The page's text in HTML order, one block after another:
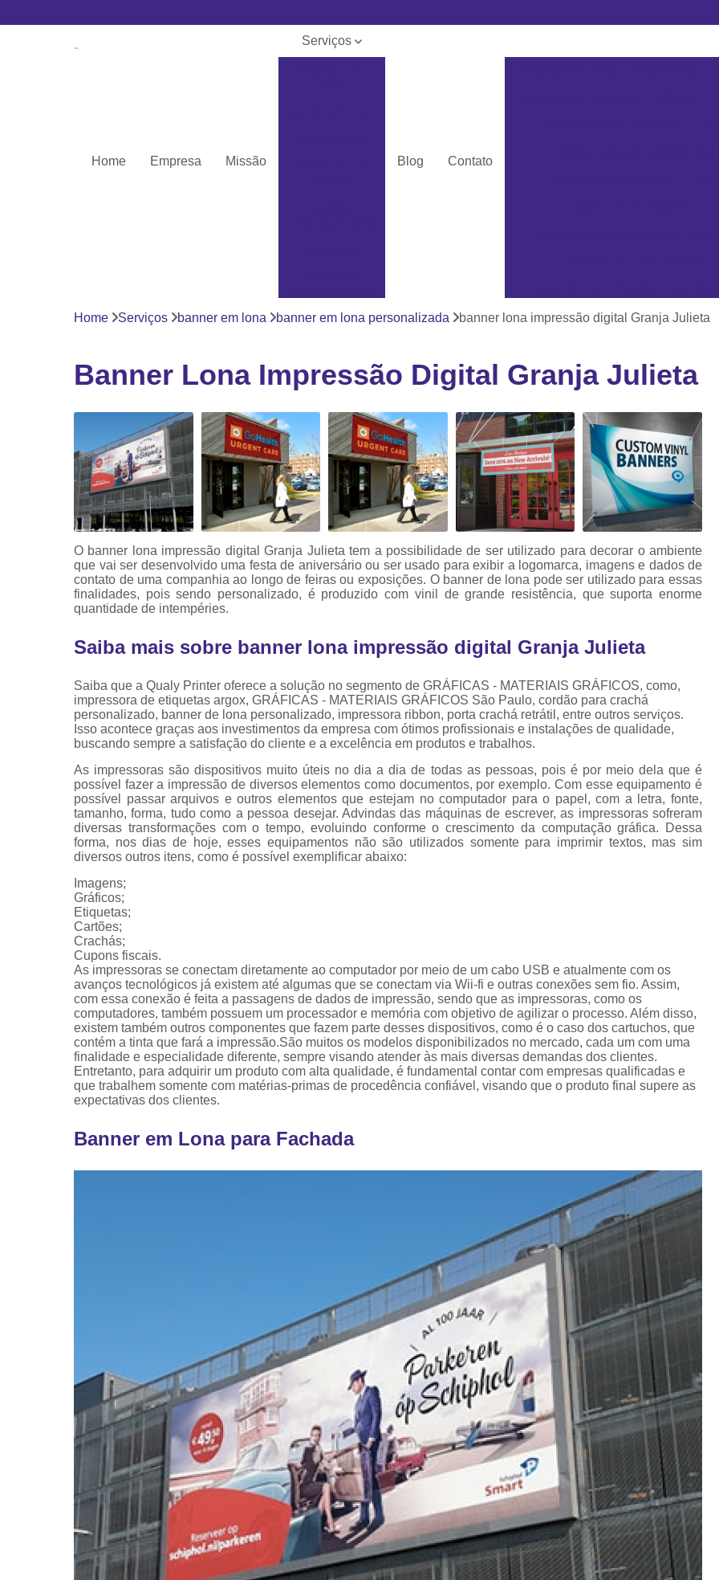
Home Empresa Missão
Serviços
Impressoras
Ribbon
impressoras
Ribbons
Blog Contato
Cartão de Visita em Pvc
Cartão Fidelidade Pvc
Cartão Pvc
Cordão de Crachá
Cordão para Crachá
Cordão para Crachá em
Cordão para Crachá
Fábrica
Cordões para
Cordinha de
Cordinha
Cordinha para
Cordão Crachá
Cordão de Crachá Personalizado
Cordão para Crachá
Cordão
Cordão
Cordão
Crachá Identificação
Crachá com
Crachá de
Crachá e
Crachá
Crachá
Crachá Personalizado Pvc Santa
Crachás
Crachás Personalizados para
Impressora Datacard
Impressora de Crachá
Impressora de Etiquetas Argox
Impressora Zebra
Porta Crachá Conjugado
Porta
Porta Crachá Plástico
Porta Crachá Transparente
Ribbon Colorido
Ribbon
Ribbon Fargo
Ribbon
Ribbon Resina
Ribbon de Impressora
Home Serviços banner em lona banner em lona personalizada banner lona impressão digital Granja Julieta
Banner Lona Impressão Digital Granja Julieta
O banner lona impressão digital Granja Julieta tem a possibilidade de ser utilizado para decorar o ambiente
que vai ser desenvolvido uma festa de aniversário ou ser usado para exibir a logomarca, imagens e dados de
contato de uma companhia ao longo de feiras ou exposições. O banner de lona pode ser utilizado para essas
finalidades, pois sendo personalizado, é produzido com vinil de grande resistência, que suporta enorme
quantidade de intempéries.
Saiba mais sobre banner lona impressão digital Granja Julieta
Saiba que a Qualy Printer oferece a solução no segmento de GRÁFICAS - MATERIAIS GRÁFICOS, como,
impressora de etiquetas argox, GRÁFICAS - MATERIAIS GRÁFICOS São Paulo, cordão para crachá
personalizado, banner de lona personalizado, impressora ribbon, porta crachá retrátil, entre outros serviços.
Isso acontece graças aos investimentos da empresa com ótimos profissionais e instalações de qualidade,
buscando sempre a satisfação do cliente e a excelência em produtos e trabalhos.
As impressoras são dispositivos muito úteis no dia a dia de todas as pessoas, pois é por meio dela que é
possível fazer a impressão de diversos elementos como documentos, por exemplo. Com esse equipamento é
possível passar arquivos e outros elementos que estejam no computador para o papel, com a letra, fonte,
tamanho, forma, tudo como a pessoa desejar. Advindas das máquinas de escrever, as impressoras sofreram
diversas transformações com o tempo, evoluindo conforme o crescimento da computação gráfica. Dessa
forma, nos dias de hoje, esses equipamentos não são utilizados somente para imprimir textos, mas sim
diversos outros itens, como é possível exemplificar abaixo:
Imagens;
Gráficos;
Etiquetas;
Cartões;
Crachás;
Cupons fiscais.
As impressoras se conectam diretamente ao computador por meio de um cabo USB e atualmente com os
avanços tecnológicos já existem até algumas que se conectam via Wii-fi e outras conexões sem fio. Assim,
com essa conexão é feita a passagens de dados de impressão, sendo que as impressoras, como os
computadores, também possuem um processador e memória com objetivo de agilizar o processo. Além disso,
existem também outros componentes que fazem parte desses dispositivos, como é o caso dos cartuchos, que
contém a tinta que fará a impressão.São muitos os modelos disponibilizados no mercado, cada um com uma
finalidade e especialidade diferente, sempre visando atender às mais diversas demandas dos clientes.
Entretanto, para adquirir um produto com alta qualidade, é fundamental contar com empresas qualificadas e
que trabalhem somente com matérias-primas de procedência confiável, visando que o produto final supere as
expectativas dos clientes.
Banner em Lona para Fachada